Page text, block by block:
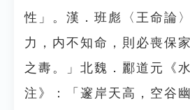
性」。漢．班彪〈王命論
力，内不知命，則必喪保
之夀。」北魏．酈道元《
注》：「邃岸天高，空谷